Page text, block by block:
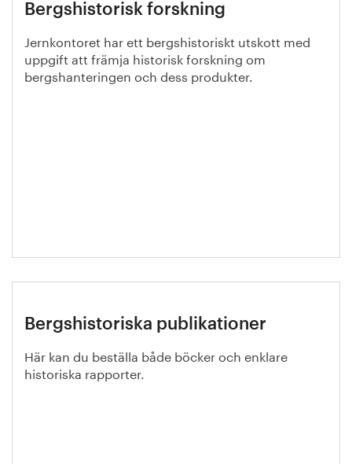
Bergshistorisk forskning
Jernkontoret har ett bergshistoriskt utskott med
uppgift att främja historisk forskning om
bergshanteringen och dess produkter.
Bergshistoriska publikationer
Här kan du beställa både böcker och enklare
historiska rapporter.